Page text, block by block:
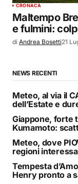
CRONACA
Maltempo
e fulmini:
di Andrea Bosetti21
NEWS RECENTI
Meteo, al via il
dell’Estate e
Giappone, forte
Kumamoto:
Meteo, dove
regioni
Tempesta
Henry pronto a